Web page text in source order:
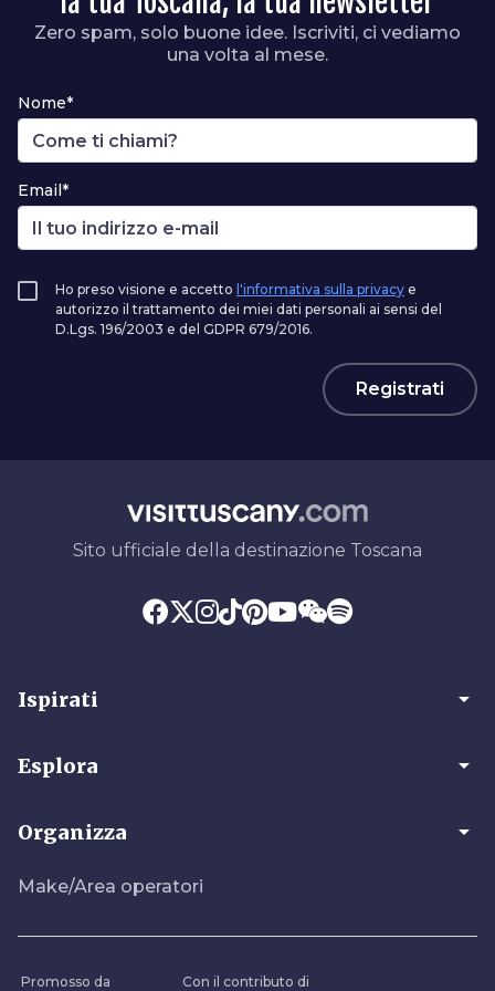
Zero spam, solo buone idee. Iscriviti, ci vediamo
una volta al mese.
Nome*
Email*
Ho preso visione e accetto l'informativa sulla privacy e
autorizzo il trattamento dei miei dati personali ai sensi del
D.Lgs. 196/2003 e del GDPR 679/2016.
Registrati
Sito ufficiale della destinazione Toscana
Ispirati arrow_drop_down
Esplora arrow_drop_down
Organizza arrow_drop_down
Make/Area operatori
Promosso da Con il contributo di